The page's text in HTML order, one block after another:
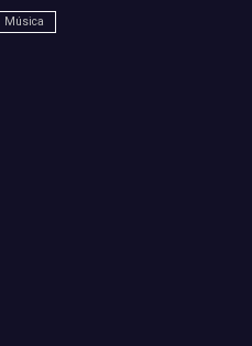
Música